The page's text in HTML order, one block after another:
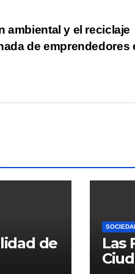
ambiental y el reciclaje
de emprendedores
de
Las